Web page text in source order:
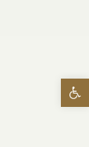
פתח סרגל נגישות